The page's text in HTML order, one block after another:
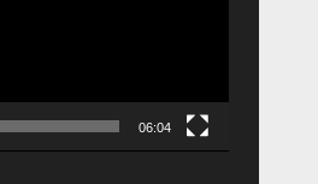
06:04